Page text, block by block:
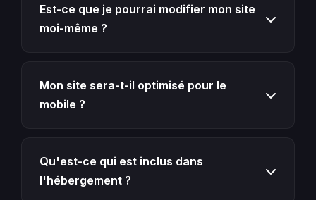
Nous vous donnons un planning précis dès le
Est-ce que je pourrai modifier mon site
moi-même ?
interface intuitive. Vous pourrez modifier vos
textes, images et ajouter des pages sans
Mon site sera-t-il optimisé pour le
mobile ?
testés sur mobile, tablette et desktop. Le design
s'adapte automatiquement à chaque écran.
Qu'est-ce qui est inclus dans
l'hébergement ?